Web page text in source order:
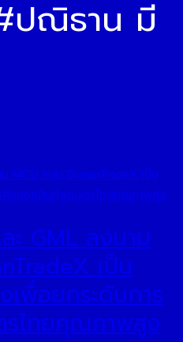
ปณิธาน มี
ะ GML ลงนาม
เป็น
พื่อยกระดับการ
รไทยคุณภาพสูง